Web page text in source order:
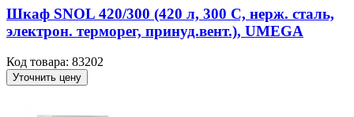
Шкаф SNOL 420/300 (420 л, 300 С, нерж. сталь,
электрон. терморег, принуд.вент.), UMEGA
Код товара: 83202
Уточнить цену